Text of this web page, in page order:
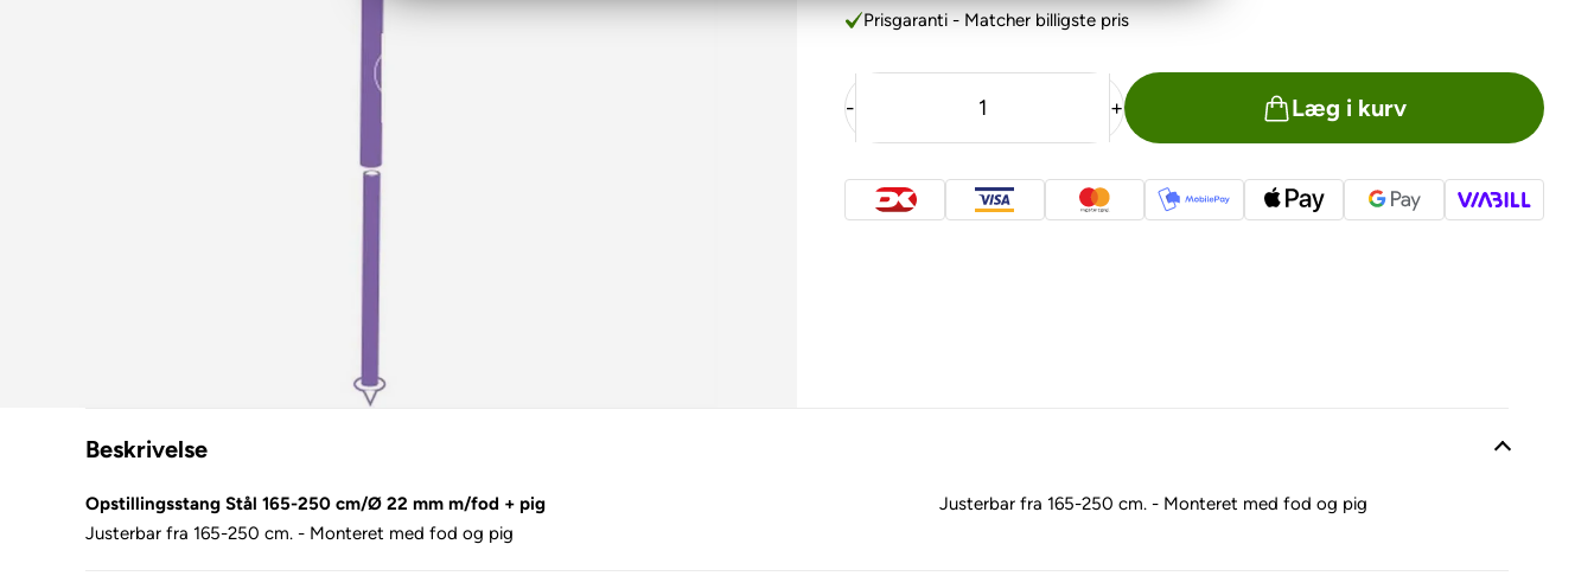
Prisgaranti - Matcher billigste pris
- + Læg i kurv
Beskrivelse
Opstillingsstang Stål 165-250 cm/Ø 22 mm m/fod + pig
Justerbar fra 165-250 cm. - Monteret med fod og pig
Justerbar fra 165-250 cm. - Monteret med fod og pig